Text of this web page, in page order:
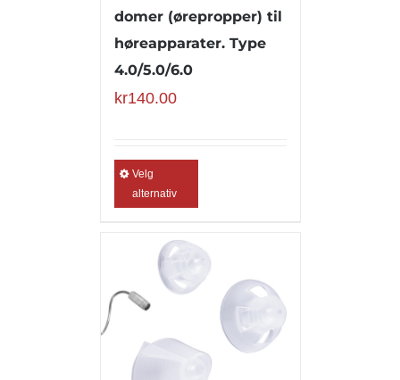
domer (ørepropper) til
høreapparater. Type
4.0/5.0/6.0
kr140.00
Velg
alternativ